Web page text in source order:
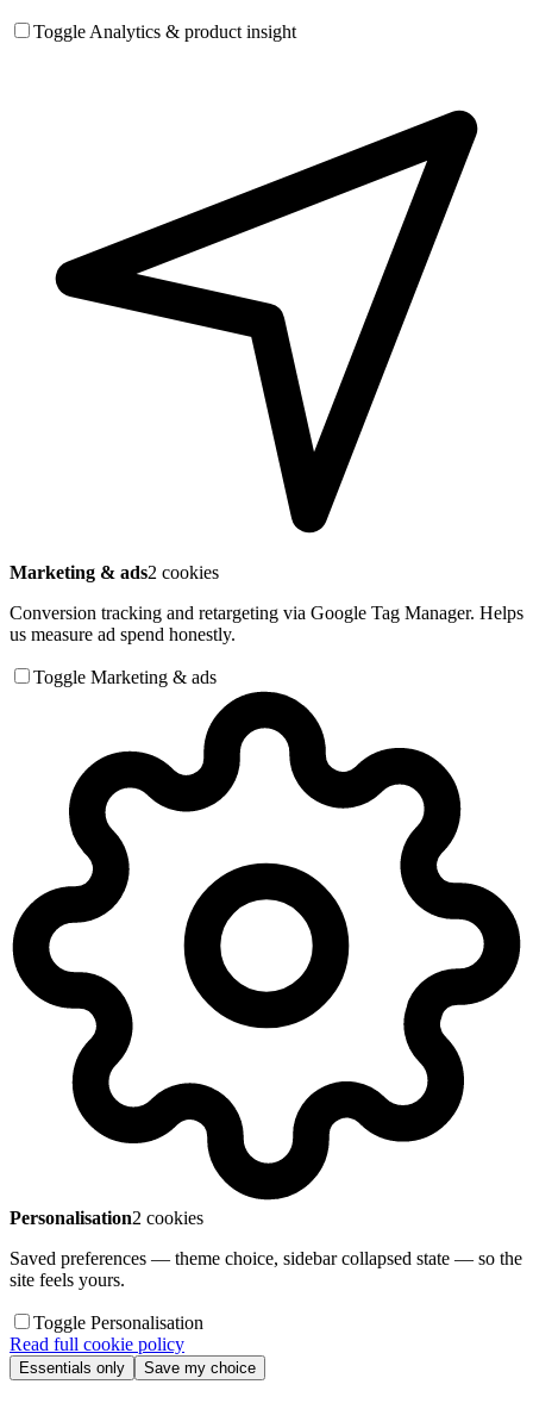
Toggle Analytics & product insight
Marketing & ads2 cookies
Conversion tracking and retargeting via Google Tag Manager. Helps
us measure ad spend honestly.
Toggle Marketing & ads
Personalisation2 cookies
Saved preferences — theme choice, sidebar collapsed state — so the
site feels yours.
Toggle Personalisation
Read full cookie policy
Essentials only Save my choice